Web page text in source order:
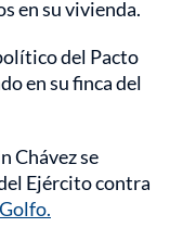
en su vivienda.
del Pacto
en su finca del
Chávez se
Ejército contra